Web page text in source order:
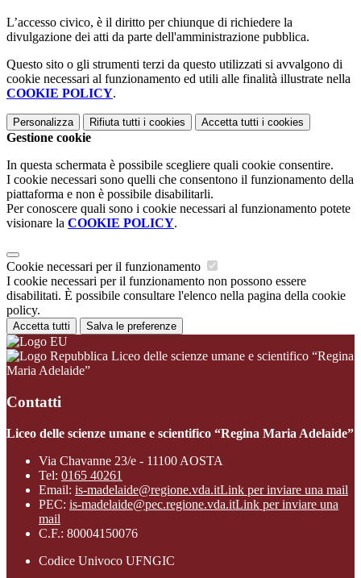
L’accesso civico, è il diritto per chiunque di richiedere la
divulgazione dei atti da parte dell'amministrazione pubblica.
Questo sito o gli strumenti terzi da questo utilizzati si avvalgono di
cookie necessari al funzionamento ed utili alle finalità illustrate nella
COOKIE POLICY.
Personalizza Rifiuta tutti i cookies Accetta tutti i cookies
Gestione cookie
In questa schermata è possibile scegliere quali cookie consentire.
I cookie necessari sono quelli che consentono il funzionamento della
piattaforma e non è possibile disabilitarli.
Per conoscere quali sono i cookie necessari al funzionamento potete
visionare la COOKIE POLICY.
Cookie necessari per il funzionamento
I cookie necessari per il funzionamento non possono essere
disabilitati. È possibile consultare l'elenco nella pagina della cookie
policy.
Accetta tutti Salva le preferenze
Liceo delle scienze umane e scientifico “Regina
Maria Adelaide”
Contatti
Liceo delle scienze umane e scientifico “Regina Maria Adelaide”
Via Chavanne 23/e - 11100 AOSTA
Tel: 0165 40261
Email: is-madelaide@regione.vda.itLink per inviare una mail
PEC: is-madelaide@pec.regione.vda.itLink per inviare una
mail
C.F.: 80004150076
Codice Univoco UFNGIC